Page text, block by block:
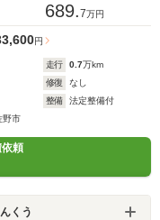
689.7万円
円
走行 0.7万km
修復
なし
整備
法定整備付
野市
頼
くう